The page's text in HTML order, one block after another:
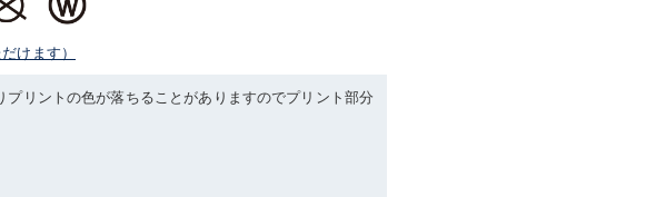
けます）
リントの色が落ちることがありますのでプリント部分